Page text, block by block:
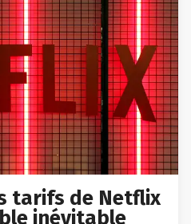
tarifs de Netflix
inévitable